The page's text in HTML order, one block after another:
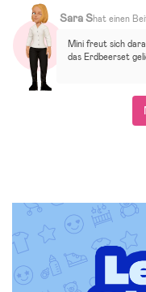
Sara Shat einen
Mini freut sich
das Erdbeerset